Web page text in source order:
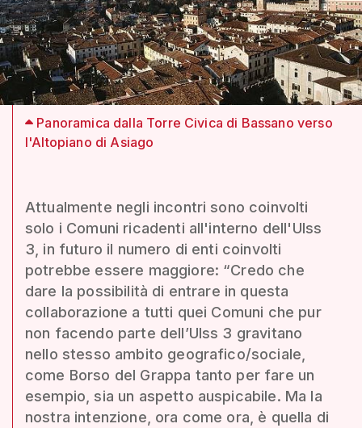
Panoramica dalla Torre Civica di Bassano verso
l'Altopiano di Asiago
Attualmente negli incontri sono coinvolti
solo i Comuni ricadenti all'interno dell'Ulss
3, in futuro il numero di enti coinvolti
potrebbe essere maggiore: “Credo che
dare la possibilità di entrare in questa
collaborazione a tutti quei Comuni che pur
non facendo parte dell’Ulss 3 gravitano
nello stesso ambito geografico/sociale,
come Borso del Grappa tanto per fare un
esempio, sia un aspetto auspicabile. Ma la
nostra intenzione, ora come ora, è quella di